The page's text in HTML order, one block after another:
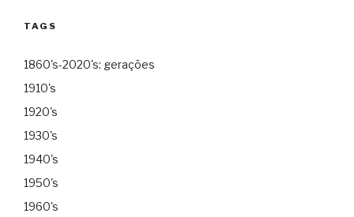
TAGS
1860's-2020's: gerações
1910's
1920's
1930's
1940's
1950's
1960's